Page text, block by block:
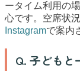
ータイム利用の
心です。空席状
Instagramで案内
Q. 子どもと